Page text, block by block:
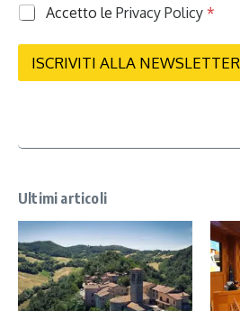
P
i
a
Accetto le Privacy Policy *
ISCRIVITI ALLA NEWSLETTER
Ultimi articoli